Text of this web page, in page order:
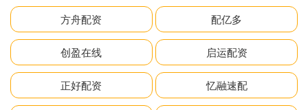
方舟配资 配亿多
创盈在线 启运配资
正好配资 忆融速配